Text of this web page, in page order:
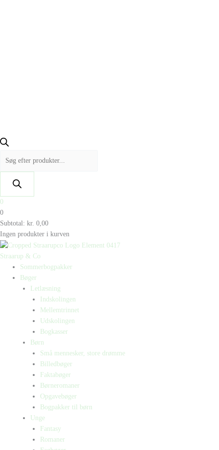
0
0
Subtotal: kr. 0,00
Ingen produkter i kurven
Straarup & Co
Sommerbogpakker
Bøger
Letlæsning
Indskolingen
Mellemtrinnet
Udskolingen
Bogkasser
Børn
Små mennesker, store drømme
Billedbøger
Faktabøger
Børneromaner
Opgavebøger
Bogpakker til børn
Unge
Fantasy
Romaner